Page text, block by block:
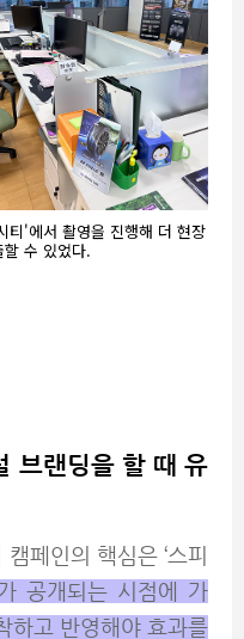
티'에서 촬영을 진행해 더 현장
수 있었다.
브랜딩을 할 때 유
페인의 핵심은 ‘스피
공개되는 시점에 가
하고 반영해야 효과를